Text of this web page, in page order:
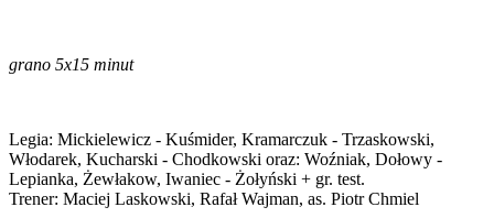
grano 5x15 minut
Legia: Mickielewicz - Kuśmider, Kramarczuk - Trzaskowski,
Włodarek, Kucharski - Chodkowski oraz: Woźniak, Dołowy -
Lepianka, Żewłakow, Iwaniec - Żołyński + gr. test.
Trener: Maciej Laskowski, Rafał Wajman, as. Piotr Chmiel